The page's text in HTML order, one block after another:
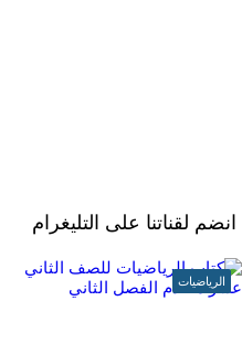
انضم لقناتنا على التليغرام
الرياضيات